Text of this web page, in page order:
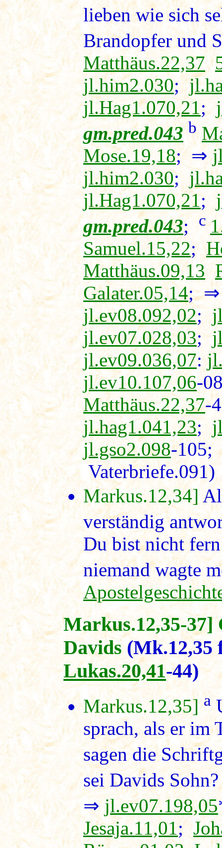
lieben wie sich
Brandopfer und
Matthäus.22,37
jl.him2.030;
jl.Hag1.070,21;
gm.pred.043 b
Mose.19,18; ⇒
jl.him2.030;
jl.Hag1.070,21;
gm.pred.043; c
Samuel.15,22;
Matthäus.09,13
Galater.05,14;
jl.ev08.092,02;
jl.ev07.028,03;
jl.ev09.036,07:
jl.ev10.107,06-
Matthäus.22,37-
jl.hag1.041,23;
jl.gso2.098-105;
Vaterbriefe.091)
Markus.12,34]
verständig
Du bist nicht
niemand wagte
Markus.12,35-37]
Davids
Lukas.20,41-44)
Markus.12,35] a
sprach, als er im
sagen die
sei Davids
⇒jl.ev07.198,05
Jesaja.11,01;